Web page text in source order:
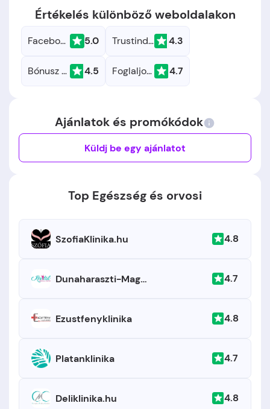
technológiák és módszerek területén.
Értékelés különböző weboldalakon
Facebook 5.0 Trustindex 4.3
Bónusz Brigád 4.5 Foglaljorvost 4.7
Ajánlatok és promókódok
Küldj be egy ajánlatot
Top Egészség és orvosi
SzofiaKlinika.hu 4.8
Dunaharaszti-Maganklinika 4.7
Ezustfenyklinika 4.8
Platanklinika 4.7
Deliklinika.hu 4.8